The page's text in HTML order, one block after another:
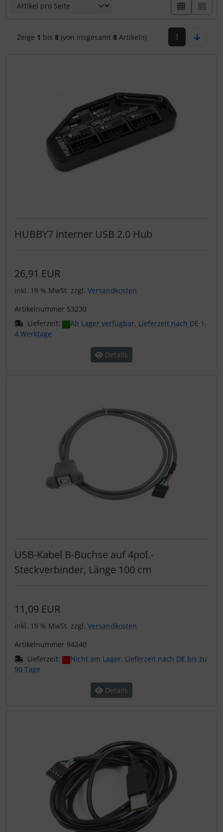
Zeige 1 bis 8(von insgesamt 8Artikeln) 1
HUBBY7 interner USB 2.0 Hub
26,91 EUR
inkl. 19 % MwSt. zzgl. Versandkosten
Artikelnummer 53230
Lieferzeit:
Ab Lager verfügbar, Lieferzeit nach DE 1-
4 Werktage
Details
USB-Kabel B-Buchse auf 4pol.-
Steckverbinder, Länge 100 cm
11,09 EUR
inkl. 19 % MwSt. zzgl. Versandkosten
Artikelnummer 94240
Lieferzeit:
Nicht am Lager, Lieferzeit nach DE bis zu
90 Tage
Details